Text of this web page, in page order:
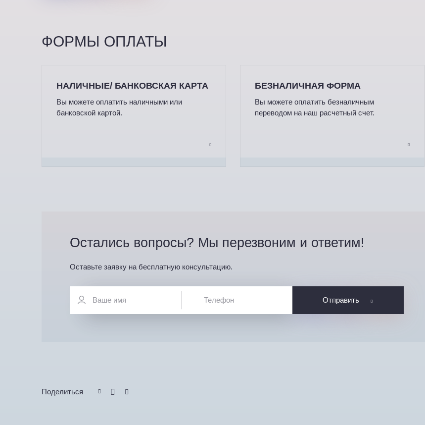
ФОРМЫ ОПЛАТЫ
НАЛИЧНЫЕ/ БАНКОВСКАЯ КАРТА
Вы можете оплатить наличными или
банковской картой.
БЕЗНАЛИЧНАЯ ФОРМА
Вы можете оплатить безналичным
переводом на наш расчетный счет.
Остались вопросы? Мы перезвоним и ответим!
Оставьте заявку на бесплатную консультацию.
Отправить
Поделиться